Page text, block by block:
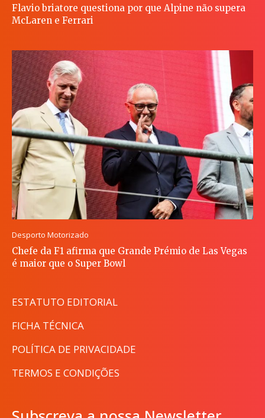
Flavio briatore questiona por que Alpine não supera
McLaren e Ferrari
Desporto Motorizado
Chefe da F1 afirma que Grande Prémio de Las Vegas
é maior que o Super Bowl
ESTATUTO EDITORIAL
FICHA TÉCNICA
POLÍTICA DE PRIVACIDADE
TERMOS E CONDIÇÕES